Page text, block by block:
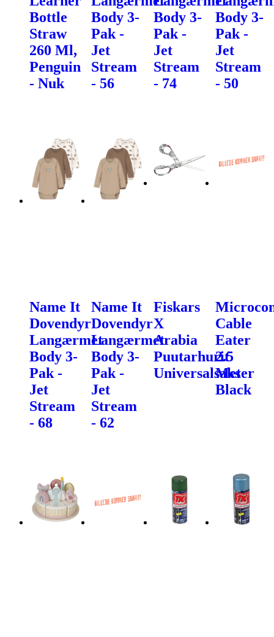
Bottle
Straw
260 Ml,
Penguin
- Nuk
Body 3-
Pak -
Jet
Stream
- 56
Body 3-
Pak -
Jet
Stream
- 74
Body 3-
Pak -
Jet
Stream
- 50
Name It
Dovendyr
Langærmet
Body 3-
Pak -
Jet
Stream
- 68
Name It
Dovendyr
Langærmet
Body 3-
Pak -
Jet
Stream
- 62
Fiskars
X
Arabia
Puutarhurit
Universalsaks
Cable
Eater
2.5
Meter
Black